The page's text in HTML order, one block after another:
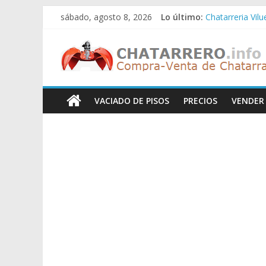
Saltar
contenido
sábado, agosto 8, 2026 Lo último: Chatarreria
Chatarreria
Chatarreria
Chatarreros
–
Precio
VACIADO DE PISOS PRECIOS